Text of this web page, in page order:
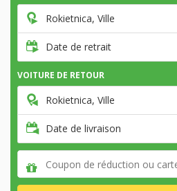
Rokietnica, Ville
Date de retrait
VOITURE DE RETOUR
Rokietnica, Ville
Date de livraison